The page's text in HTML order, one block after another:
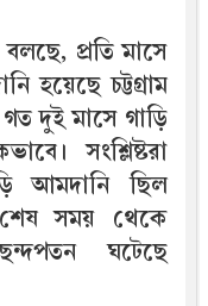
প্রতি মাসে
হয়েছে চট্টগ্রাম
দুই মাসে গাড়ি
সংশ্লিষ্টরা
আমদানি ছিল
শেষ সময় থেকে
ঘটেছে